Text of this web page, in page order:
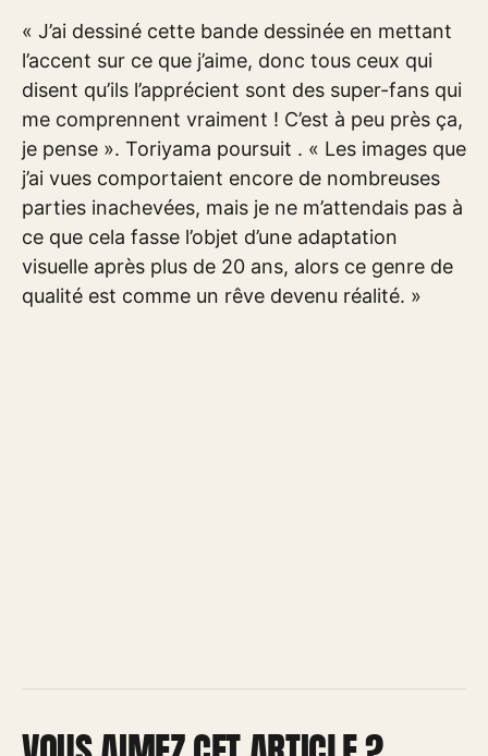
« J’ai dessiné cette bande dessinée en mettant
l’accent sur ce que j’aime, donc tous ceux qui
disent qu’ils l’apprécient sont des super-fans qui
me comprennent vraiment ! C’est à peu près ça,
je pense ». Toriyama poursuit . « Les images que
j’ai vues comportaient encore de nombreuses
parties inachevées, mais je ne m’attendais pas à
ce que cela fasse l’objet d’une adaptation
visuelle après plus de 20 ans, alors ce genre de
qualité est comme un rêve devenu réalité. »